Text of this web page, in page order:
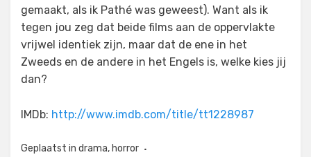
gemaakt, als ik Pathé was geweest). Want als ik
tegen jou zeg dat beide films aan de oppervlakte
vrijwel identiek zijn, maar dat de ene in het
Zweeds en de andere in het Engels is, welke kies jij
dan?
IMDb: http://www.imdb.com/title/tt1228987
Geplaatst in drama, horror